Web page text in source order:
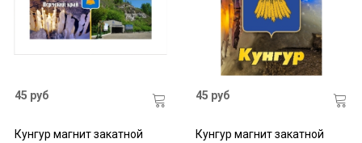
45 руб
Кунгур магнит закатной
45 руб
Кунгур магнит закатной